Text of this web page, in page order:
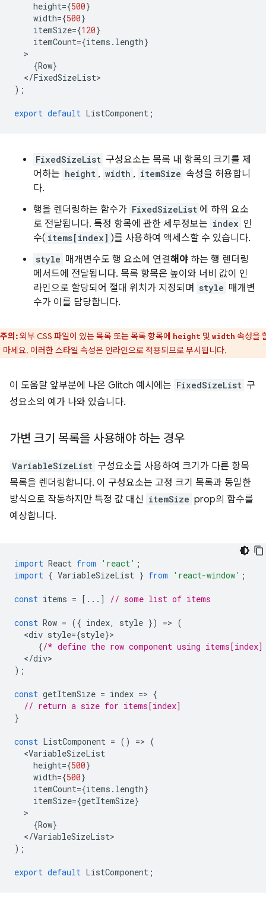
height={500}
width={500}
itemSize={120}
itemCount={items . length}
{Row}
</FixedSizeList
);
export default ListComponent ;
FixedSizeList 구성요소는 목록 내 항목의 크기를 제
어하는 height , width , itemSize 속성을 허용합니
다.
행을 렌더링하는 함수가 FixedSizeList 에 하위 요소
로 전달됩니다. 특정 항목에 관한 세부정보는 index 인
수( items[index] )를 사용하여 액세스할 수 있습니다.
style 매개변수도 행 요소에 연결해야 하는 행 렌더링
메서드에 전달됩니다. 목록 항목은 높이와 너비 값이 인
라인으로 할당되어 절대 위치가 지정되며
style 매개변
수가 이를 담당합니다.
주의:외부 CSS 파일이 있는 목록 또는 목록 항목에 height 및 width 속성을
마세요. 이러한 스타일 속성은 인라인으로 적용되므로 무시됩니다.
이 도움말 앞부분에 나온 Glitch 예시에는 FixedSizeList 구
성요소의 예가 나와 있습니다.
가변 크기 목록을 사용해야 하는 경우
VariableSizeList 구성요소를 사용하여 크기가 다른 항목
목록을 렌더링합니다. 이 구성요소는 고정 크기 목록과 동일한
방식으로 작동하지만 특정 값 대신 itemSize prop의 함수를
예상합니다.
import React from 'react' ;
import { VariableSizeList } from 'react-window' ;
const items = [...] // some list of items
const Row = ({ index, style }) => (
<div style={style}
{/* define the row component using
</div
);
const getItemSize = index => {
// return a size for items[index]
}
const ListComponent = () => (
<VariableSizeList
height={500}
width={500}
itemCount={items . length}
itemSize={getItemSize}
{Row}
</VariableSizeList
);
export default ListComponent ;